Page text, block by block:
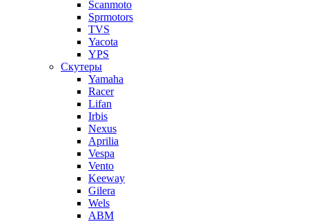
Scanmoto
Sprmotors
TVS
Yacota
YPS
Скутеры
Yamaha
Racer
Lifan
Irbis
Nexus
Aprilia
Vespa
Vento
Keeway
Gilera
Wels
ABM